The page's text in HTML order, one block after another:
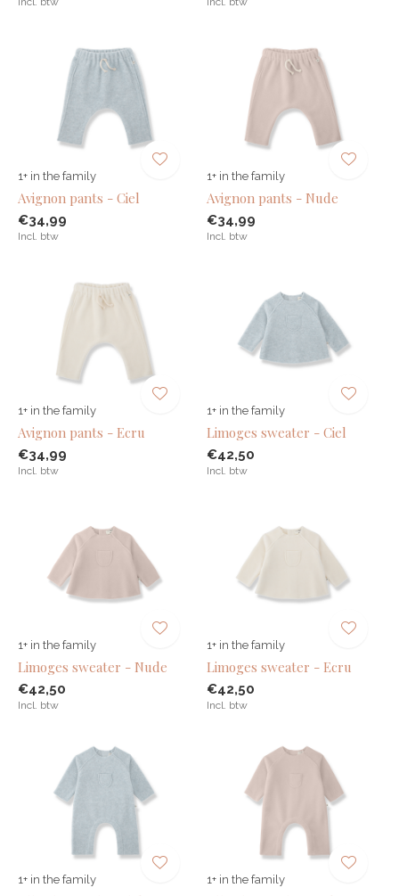
1+ in the family
Avignon pants - Ciel
€34,99
Incl. btw
1+ in the family
Avignon pants - Nude
€34,99
Incl. btw
1+ in the family
Avignon pants - Ecru
€34,99
Incl. btw
1+ in the family
Limoges sweater - Ciel
€42,50
Incl. btw
1+ in the family
Limoges sweater - Nude
€42,50
Incl. btw
1+ in the family
Limoges sweater - Ecru
€42,50
Incl. btw
1+ in the family 1+ in the family